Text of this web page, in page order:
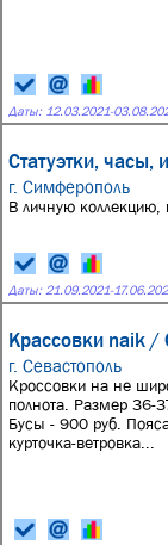
Даты: 12.03.2021-
Статуэтки, часы,
г. Симферополь
В личную
Даты: 21.09.2021-
Крассовки naik /
г. Севастополь
Кроссовки на не
полнота. Размер 36-
Бусы - 900 руб.
курточка-ветровка...